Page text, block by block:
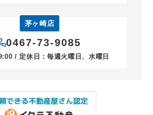
茅ヶ崎店
0467-73-9085
/ 定休日：毎週火曜日、水曜日